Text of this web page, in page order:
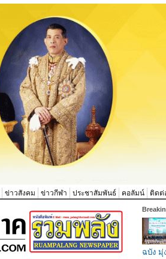
ข่าวสังคม ข่าวกีฬา ประชาสัมพันธ์ คอลัมน์ ติดต่
ฉบัง มุ่